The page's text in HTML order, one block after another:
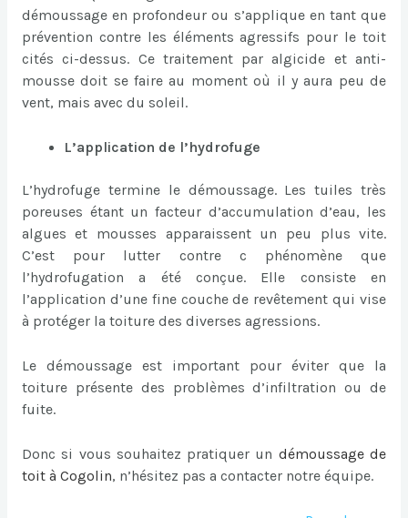
démoussage en profondeur ou s’applique en tant que
prévention contre les éléments agressifs pour le toit
cités ci-dessus. Ce traitement par algicide et anti-
mousse doit se faire au moment où il y aura peu de
vent, mais avec du soleil.
L’application de l’hydrofuge
L’hydrofuge termine le démoussage. Les tuiles très
poreuses étant un facteur d’accumulation d’eau, les
algues et mousses apparaissent un peu plus vite.
C’est pour lutter contre c phénomène que
l’hydrofugation a été conçue. Elle consiste en
l’application d’une fine couche de revêtement qui vise
à protéger la toiture des diverses agressions.
Le démoussage est important pour éviter que la
toiture présente des problèmes d’infiltration ou de
fuite.
Donc si vous souhaitez pratiquer un démoussage de
toit à Cogolin, n’hésitez pas a contacter notre équipe.